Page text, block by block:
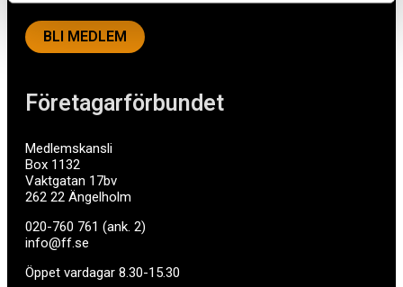
Företagarförbundet
Medlemskansli
Box 1132
Vaktgatan 17bv
262 22 Ängelholm
020-760 761 (ank. 2)
info@ff.se
Öppet vardagar 8.30-15.30
BLI MEDLEM